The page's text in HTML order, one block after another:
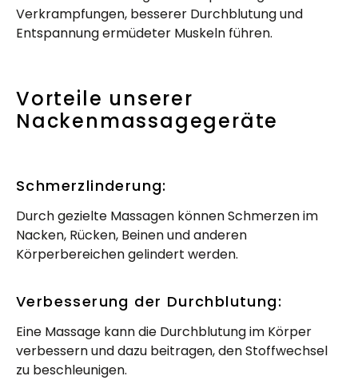
Verkrampfungen, besserer Durchblutung und
Entspannung ermüdeter Muskeln führen.
Vorteile unserer
Nackenmassagegeräte
Schmerzlinderung:
Durch gezielte Massagen können Schmerzen im
Nacken, Rücken, Beinen und anderen
Körperbereichen gelindert werden.
Verbesserung der Durchblutung:
Eine Massage kann die Durchblutung im Körper
verbessern und dazu beitragen, den Stoffwechsel
zu beschleunigen.